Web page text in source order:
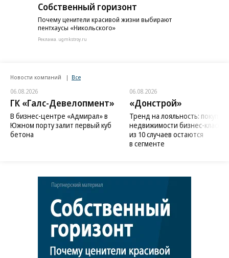
Собственный горизонт
Почему ценители красивой жизни выбирают
пентхаусы «Никольского»
Реклама. ugmkstroy.ru
Новости компаний Все
06.08.2026
ГК «Галс-Девелопмент»
В бизнес-центре «Адмирал» в
Южном порту залит первый куб
бетона
06.08.2026
«Донстрой»
Тренд на лояльность:
недвижимости бизнес-класса
из 10 случаев остаются
в сегменте